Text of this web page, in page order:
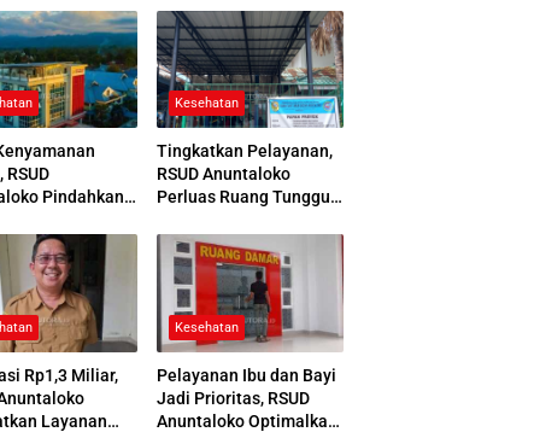
RSUD
Pindahkan
Kesehatan
Tingkatkan Pelayanan,
RSUD Anuntaloko
Perluas Ruang Tunggu
Parkir
Rp1,3 Miliar,
Layanan
Kesehatan
Pelayanan Ibu dan Bayi
Jadi Prioritas, RSUD
Anuntaloko Optimalkan